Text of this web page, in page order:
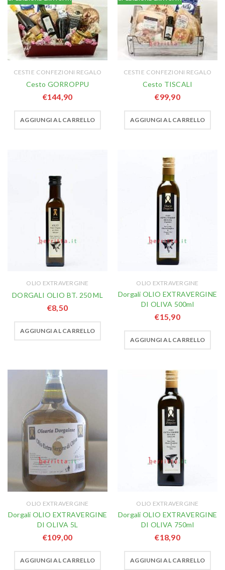
CESTI E CONFEZIONI REGALO
Cesto GORROPPU
€144,90
AGGIUNGI AL CARRELLO
CESTI E CONFEZIONI REGALO
Cesto TISCALI
€99,90
AGGIUNGI AL CARRELLO
OLIO EXTRAVERGINE
DORGALI OLIO BT. 250 ML
€8,50
AGGIUNGI AL CARRELLO
OLIO EXTRAVERGINE
Dorgali OLIO EXTRAVERGINE
DI OLIVA 500ml
€15,90
AGGIUNGI AL CARRELLO
OLIO EXTRAVERGINE
Dorgali OLIO EXTRAVERGINE
DI OLIVA 5L
€109,00
AGGIUNGI AL CARRELLO
OLIO EXTRAVERGINE
Dorgali OLIO EXTRAVERGINE
DI OLIVA 750ml
€18,90
AGGIUNGI AL CARRELLO